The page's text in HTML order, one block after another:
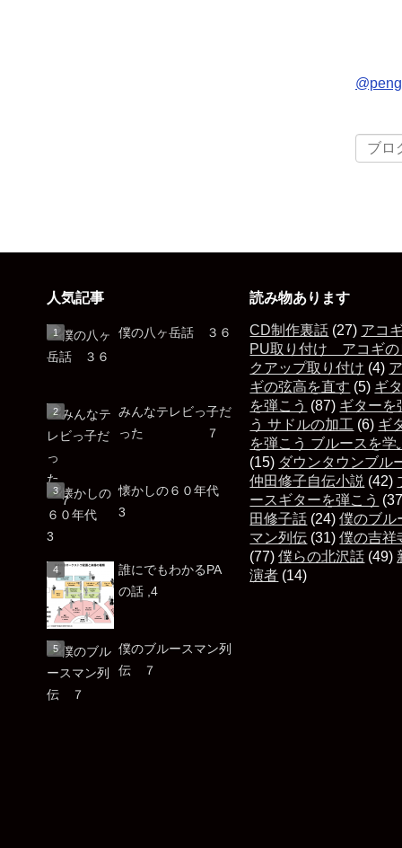
人気記事
僕の八ヶ岳話 ３６
みんなテレビっ子だ
った ７
懐かしの６０年代
3
誰にでもわかるPA
の話 ,4
僕のブルースマン列
伝 ７
読み物あります
CD制作裏話 (27) アコ
PU取り付け アコギの
クアップ取り付け (4)
ギの弦高を直す (5) ギ
を弾こう (87) ギターを
う サドルの加工 (6) ギ
を弾こう ブルースを学
(15) ダウンタウンブル
仲田修子自伝小説 (42)
ースギターを弾こう
田修子話 (24)僕のブル
マン列伝 (31)僕の吉祥
(77)僕らの北沢話 (49)
演者 (14)